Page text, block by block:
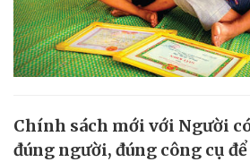
Chính sách mới với Người
đúng người, đúng công cụ